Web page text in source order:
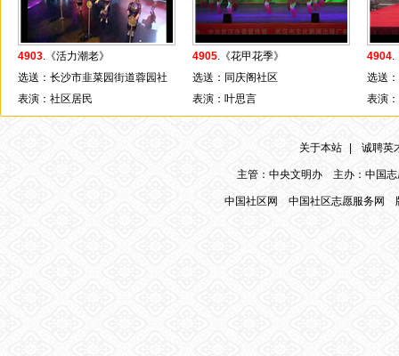
4903.《活力潮老》
选送：长沙市韭菜园街道蓉园社
区
表演：社区居民
4905.《花甲花季》
选送：同庆阁社区
表演：叶思言
4904.
选送
表演
关于本站 诚聘英
主管：中央文明办 主办：中国
中国社区网 中国社区志愿服务网